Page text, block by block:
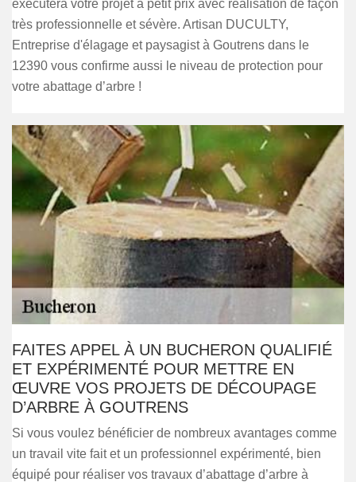
exécutera votre projet à petit prix avec réalisation de façon
très professionnelle et sévère. Artisan DUCULTY,
Entreprise d'élagage et paysagist à Goutrens dans le
12390 vous confirme aussi le niveau de protection pour
votre abattage d’arbre !
FAITES APPEL À UN BUCHERON QUALIFIÉ
ET EXPÉRIMENTÉ POUR METTRE EN
ŒUVRE VOS PROJETS DE DÉCOUPAGE
D’ARBRE À GOUTRENS
Si vous voulez bénéficier de nombreux avantages comme
un travail vite fait et un professionnel expérimenté, bien
équipé pour réaliser vos travaux d’abattage d’arbre à